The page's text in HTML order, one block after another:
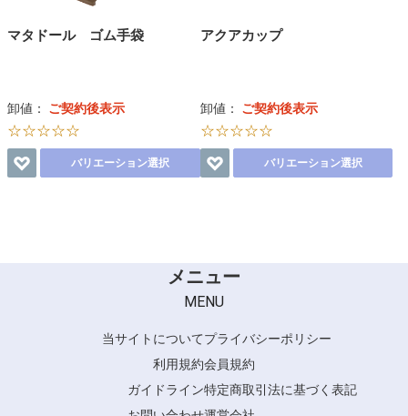
マタドール ゴム手袋
卸値： ご契約後表示
☆☆☆☆☆
バリエーション選択
アクアカップ
卸値： ご契約後表示
☆☆☆☆☆
バリエーション選択
メニュー
MENU
当サイトについてプライバシーポリシー
利用規約会員規約
ガイドライン特定商取引法に基づく表記